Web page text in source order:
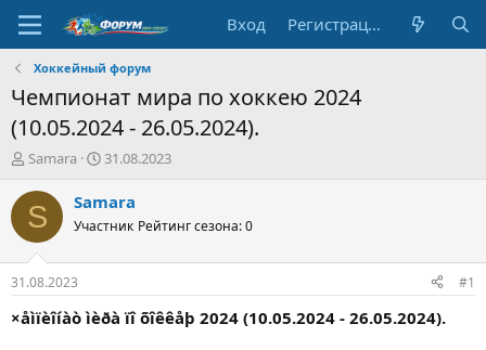
Вход Регистрация
Хоккейный форум
Чемпионат мира по хоккею 2024
(10.05.2024 - 26.05.2024).
А
т
о
т
е
м
ы
Samara
Д
т
н
а
л
31.08.2023
S Samara
Участник Рейтинг сезона: 0
31.08.2023 #1
×åìïèîíàò ìèðà ïî õîêêåþ 2024 (10.05.2024 - 26.05.2024).